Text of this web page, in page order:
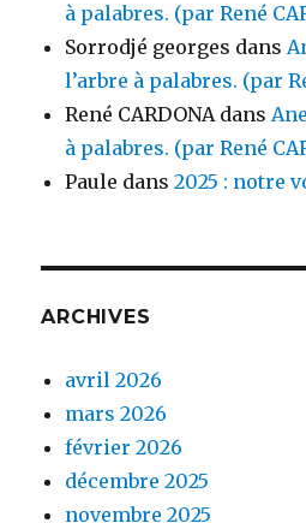
à palabres. (par René
Sorrodjé georges dans
l’arbre à palabres. (par
René CARDONAdans
à palabres. (par René
Paule dans2025 : notre
ARCHIVES
avril 2026
mars 2026
février 2026
décembre 2025
novembre 2025